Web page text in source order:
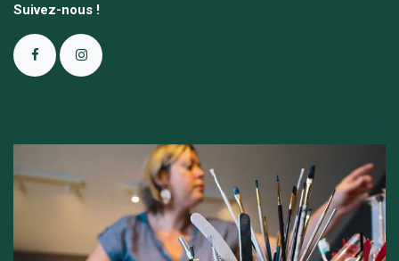
Suivez-nous !